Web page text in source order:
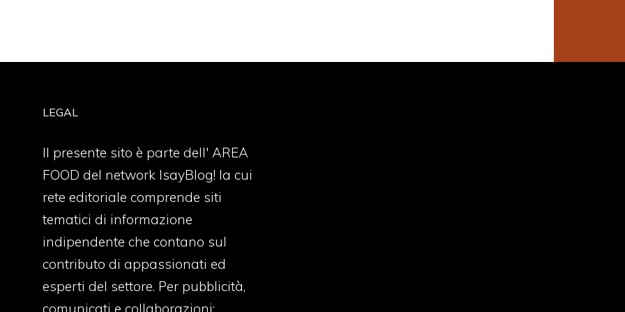
LEGAL
Il presente sito è parte dell' AREA
FOOD del network IsayBlog! la cui
rete editoriale comprende siti
tematici di informazione
indipendente che contano sul
contributo di appassionati ed
esperti del settore. Per pubblicità,
comunicati e collaborazioni: